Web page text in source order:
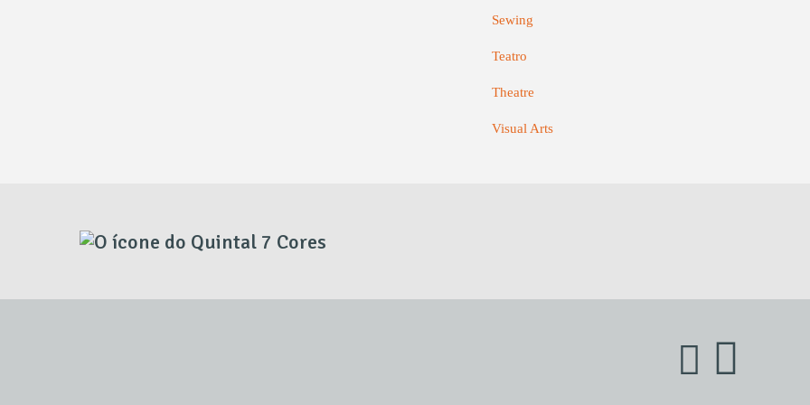
Sewing
Teatro
Theatre
Visual Arts